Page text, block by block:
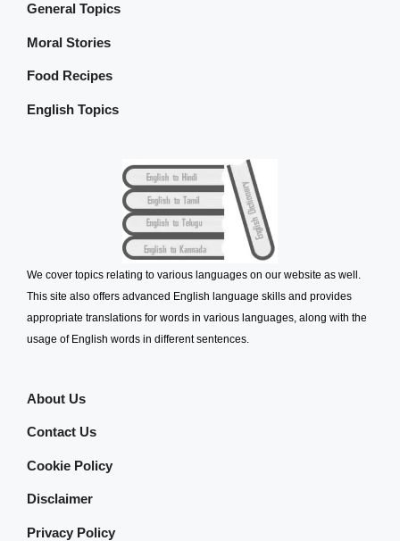
General Topics
Moral Stories
Food Recipes
English Topics
We cover topics relating to various languages on our website as well.
This site also offers advanced English language skills and provides
appropriate translations for words in various languages, along with the
usage of English words in different sentences.
About Us
Contact Us
Cookie Policy
Disclaimer
Privacy Policy